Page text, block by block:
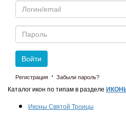
Email
Пароль
Войти
Регистрация · Забыли пароль?
Каталог икон по типам в разделе
Иконы Святой Троицы